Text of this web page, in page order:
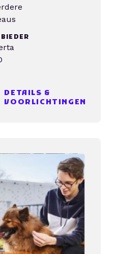
DETAILS &
VOORLICHTINGEN